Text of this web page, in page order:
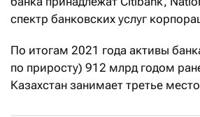
спектр банковских услуг
По итогам 2021 года активы
по приросту) 912 млрд годом
Казахстан занимает третье